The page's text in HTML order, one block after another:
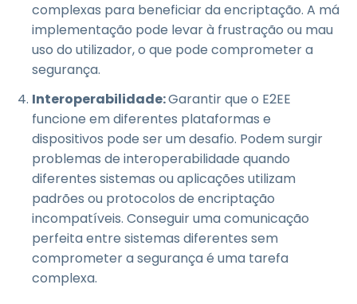
complexas para beneficiar da encriptação. A má
implementação pode levar à frustração ou mau
uso do utilizador, o que pode comprometer a
segurança.
Interoperabilidade:Garantir que o E2EE
funcione em diferentes plataformas e
dispositivos pode ser um desafio. Podem surgir
problemas de interoperabilidade quando
diferentes sistemas ou aplicações utilizam
padrões ou protocolos de encriptação
incompatíveis. Conseguir uma comunicação
perfeita entre sistemas diferentes sem
comprometer a segurança é uma tarefa
complexa.